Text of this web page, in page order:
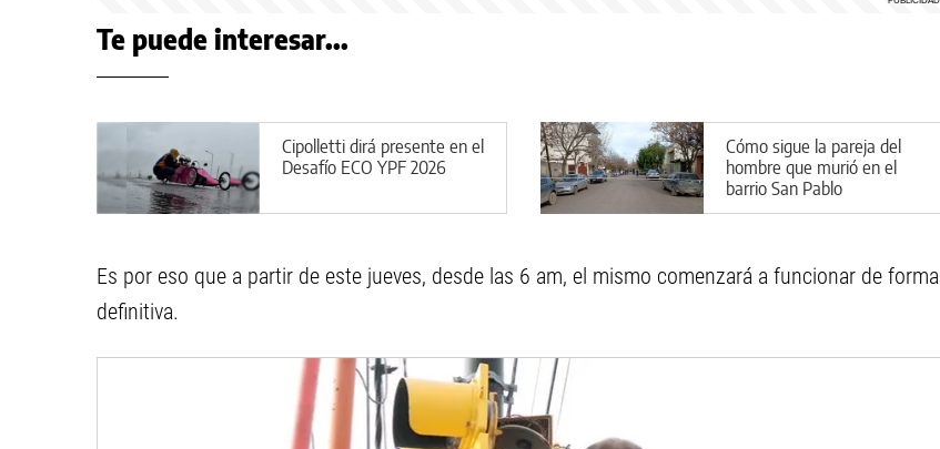
Te puede interesar...
Cipolletti dirá presente en el
Desafío ECO YPF 2026
Cómo sigue la pareja del
hombre que murió en el
barrio San Pablo
Es por eso que a partir de este jueves, desde las 6 am, el mismo comenzará a funcionar de forma
definitiva.